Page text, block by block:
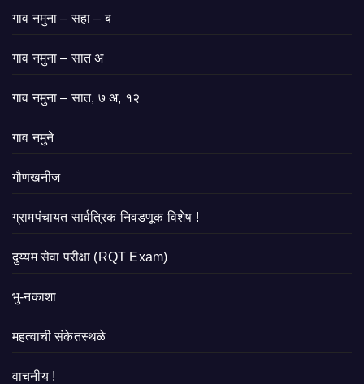
गाव नमुना – सहा – ब
गाव नमुना – सात अ
गाव नमुना – सात, ७ अ, १२
गाव नमुने
गौणखनीज
ग्रामपंचायत सार्वत्रिक निवडणूक विशेष !
दुय्यम सेवा परीक्षा (RQT Exam)
भु-नकाशा
महत्वाची संकेतस्थळे
वाचनीय !